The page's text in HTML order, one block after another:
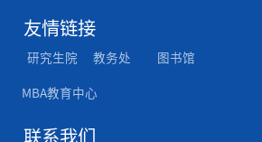
友情链接
研究生院 教务处 图书馆
MBA教育中心
联系我们